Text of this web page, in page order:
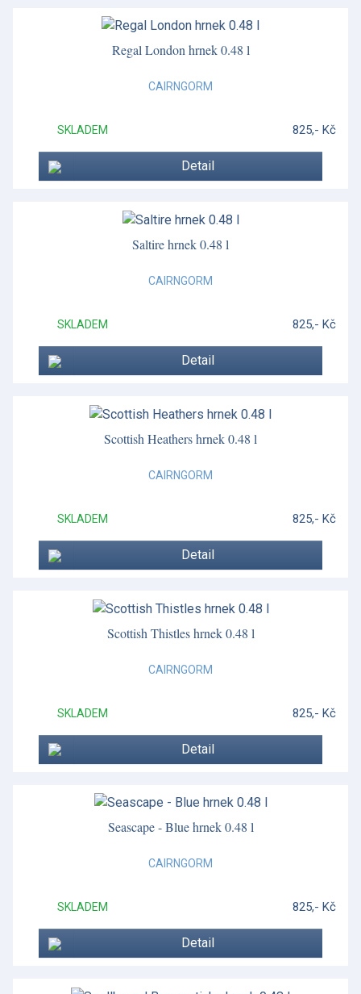
Regal London hrnek 0.48 l
CAIRNGORM
SKLADEM 825,- Kč
Detail
Saltire hrnek 0.48 l
CAIRNGORM
SKLADEM 825,- Kč
Detail
Scottish Heathers hrnek 0.48 l
CAIRNGORM
SKLADEM 825,- Kč
Detail
Scottish Thistles hrnek 0.48 l
CAIRNGORM
SKLADEM 825,- Kč
Detail
Seascape - Blue hrnek 0.48 l
CAIRNGORM
SKLADEM 825,- Kč
Detail